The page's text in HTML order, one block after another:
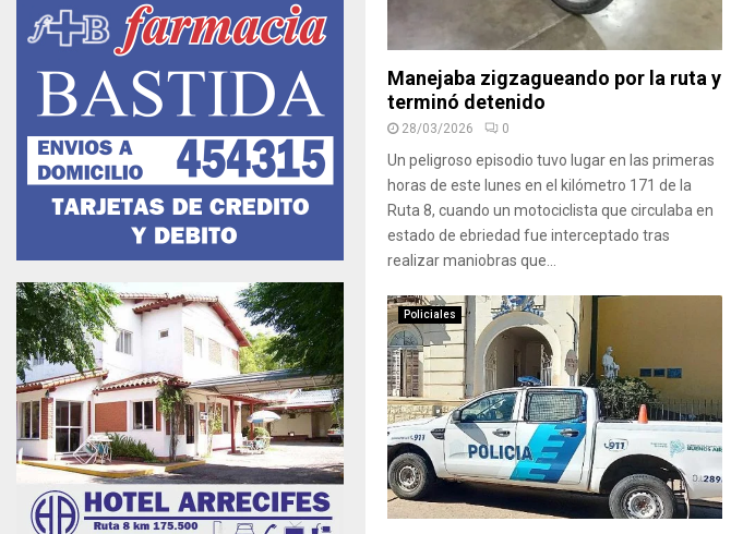
Manejaba zigzagueando por la ruta y
terminó detenido
28/03/2026 0
Un peligroso episodio tuvo lugar en las primeras
horas de este lunes en el kilómetro 171 de la
Ruta 8, cuando un motociclista que circulaba en
estado de ebriedad fue interceptado tras
realizar maniobras que...
Policiales